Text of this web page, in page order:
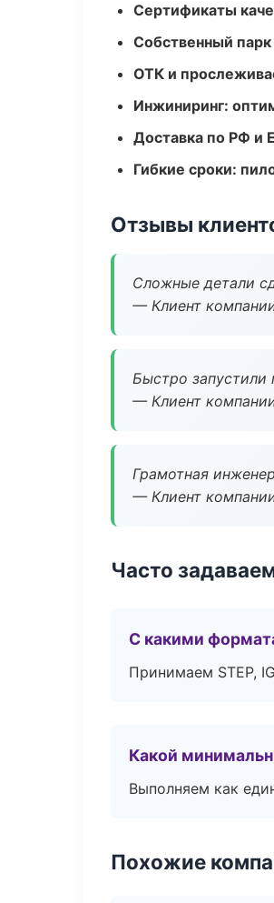
Сертификаты
Собственный
ОТК и
Инжиниринг:
Доставка по РФ и
Гибкие сроки:
Отзывы
Сложные детали
— Клиент
Быстро запустили
— Клиент
Грамотная
— Клиент
Часто
С какими
Принимаем STEP,
Какой
Выполняем как
Похожие